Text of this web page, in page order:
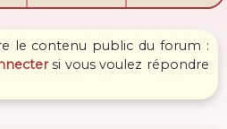
le contenu public du forum :
si vous voulez répondre